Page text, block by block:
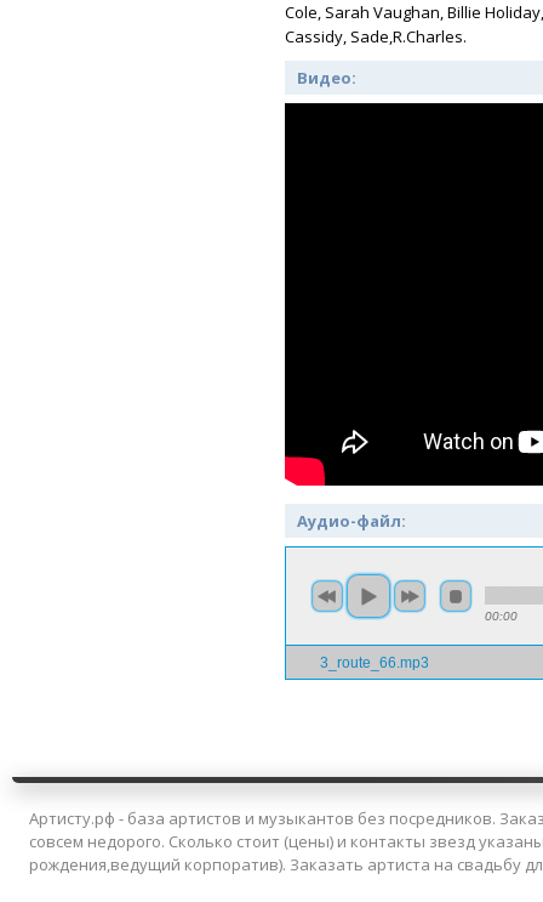
Cole, Sarah Vaughan, Billie
Cassidy, Sade,R.Charles.
Видео:
Аудио-файл:
00:00
3_route_66.mp3
Артисту.рф - база артистов и музыкантов без посредников.
совсем недорого. Сколько стоит (цены) и контакты звезд
рождения,ведущий корпоратив). Заказать артиста на свадьбу